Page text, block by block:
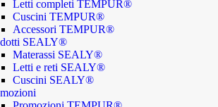
Letti completi TEMPUR®
Cuscini TEMPUR®
Accessori TEMPUR®
SEALY®
Materassi SEALY®
Letti e reti SEALY®
Cuscini SEALY®